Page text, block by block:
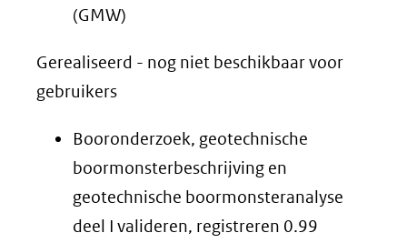
(GMW)
Gerealiseerd - nog niet beschikbaar voor
gebruikers
Booronderzoek, geotechnische
boormonsterbeschrijving en
geotechnische boormonsteranalyse
deel I valideren, registreren 0.99